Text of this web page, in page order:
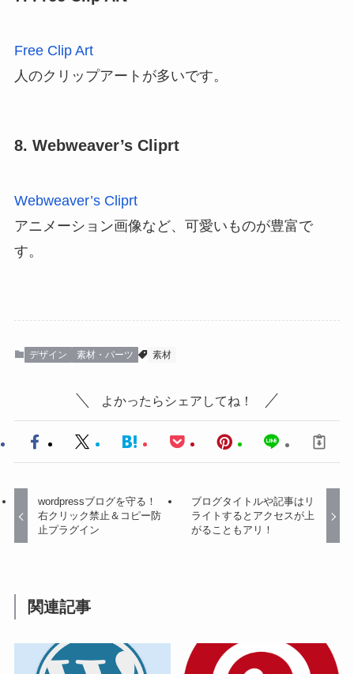
Free Clip Art
人のクリップアートが多いです。
8. Webweaver’s Cliprt
Webweaver’s Cliprt
アニメーション画像など、可愛いものが豊富で
す。
デザイン 素材・パーツ 素材
よかったらシェアしてね！
wordpressブログを守る！
右クリック禁止＆コピー防
止プラグイン
ブログタイトルや記事はリ
ライトするとアクセスが上
がることもアリ！
関連記事